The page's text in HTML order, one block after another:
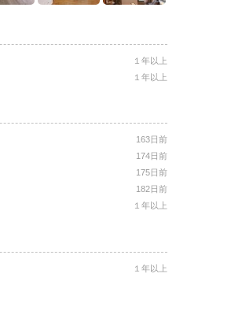
１年以上
１年以上
163日前
174日前
175日前
182日前
１年以上
１年以上